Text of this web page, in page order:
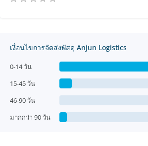
เงื่อนไขการจัดส่งพัสดุ Anjun Logistics
0-14 วัน
15-45 วัน
46-90 วัน
มากกว่า 90 วัน